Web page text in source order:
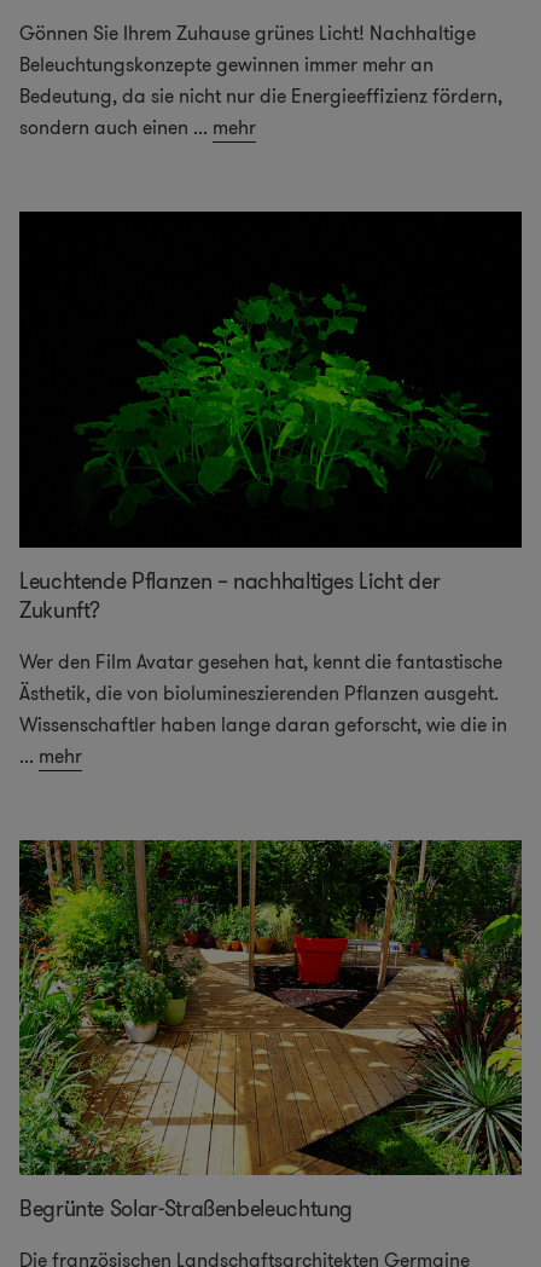
Gönnen Sie Ihrem Zuhause grünes Licht! Nachhaltige
Beleuchtungskonzepte gewinnen immer mehr an
Bedeutung, da sie nicht nur die Energieeffizienz fördern,
sondern auch einen ... mehr
Leuchtende Pflanzen – nachhaltiges Licht der
Zukunft?
Wer den Film Avatar gesehen hat, kennt die fantastische
Ästhetik, die von biolumineszierenden Pflanzen ausgeht.
Wissenschaftler haben lange daran geforscht, wie die in
... mehr
Begrünte Solar-Straßenbeleuchtung
Die französischen Landschaftsarchitekten Germaine